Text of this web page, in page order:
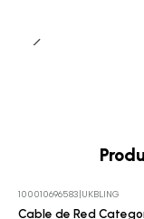
100010696583 UKBLING
Cable de Red